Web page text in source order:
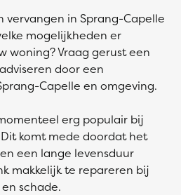
vervangen in Sprang-Capelle
mogelijkheden er
woning? Vraag gerust een
door een
Capelle en omgeving.
erg populair bij
komt mede doordat het
een lange levensduur
makkelijk te repareren bij
schade.